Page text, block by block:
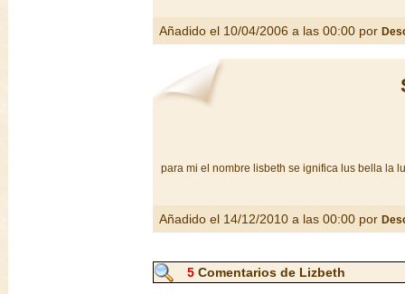
Añadido el 10/04/2006 a las 00:00 por
para mi el nombre lisbeth se ignifica lus bella la
Añadido el 14/12/2010 a las 00:00 por
5 Comentarios de Lizbeth